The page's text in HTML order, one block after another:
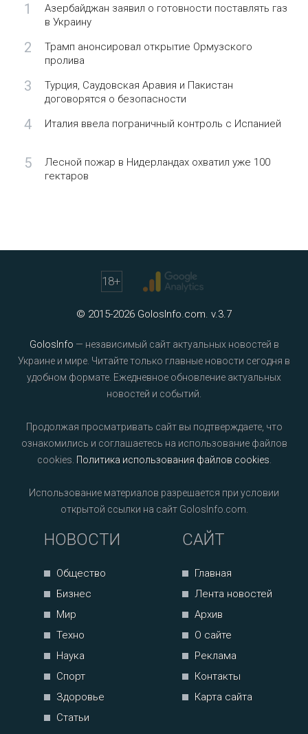
1
Азербайджан заявил о готовности поставлять газ
в Украину
2
Трамп анонсировал открытие Ормузского
пролива
3
Турция, Саудовская Аравия и Пакистан
договорятся о безопасности
4 Италия ввела пограничный контроль с Испанией
5
Лесной пожар в Нидерландах охватил уже 100
гектаров
18+
© 2015-2026 GolosInfo.com. v.3.7
GolosInfo — независимый сайт актуальных новостей в
Украине и мире. Читайте только главные новости сегодня в
удобном формате. Ежедневное обновление актуальных
новостей и событий.
Продолжая просматривать сайт вы подтверждаете, что
ознакомились и соглашаетесь на использование файлов
cookies. Политика использования файлов cookies
Использование материалов разрешается при условии
открытой ссылки на сайт GolosInfo.com.
НОВОСТИ
Общество
Бизнес
Мир
Техно
Наука
Спорт
Здоровье
Статьи
САЙТ
Главная
Лента новостей
Архив
О сайте
Реклама
Контакты
Карта сайта